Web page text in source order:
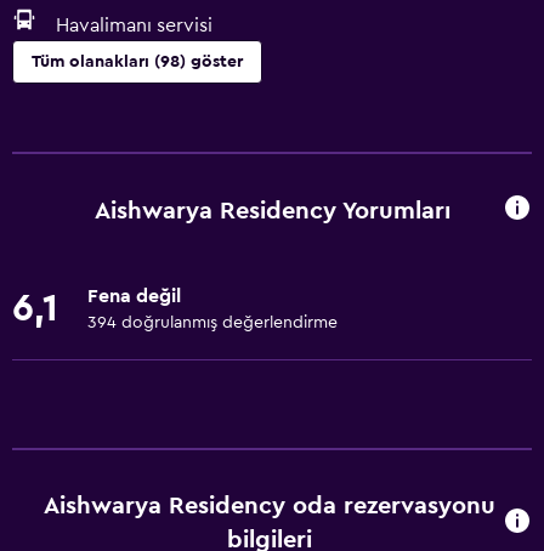
Havalimanı servisi
Tüm olanakları (98) göster
Tüm alanlarda Wi-Fi erişimi
Ücretsiz tuvalet malzemeleri
Havlu
Aishwarya Residency Yorumları
6,1 Fena değil
394 doğrulanmış değerlendirme
Aishwarya Residency oda rezervasyonu
bilgileri